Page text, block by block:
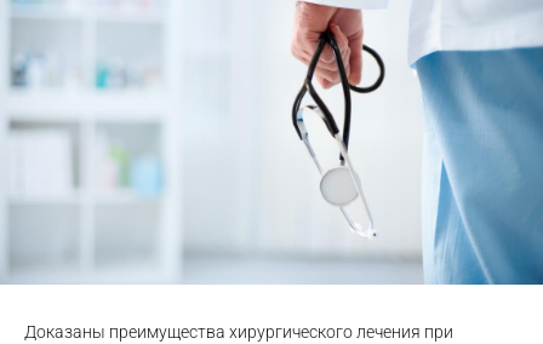
Доказаны преимущества хирургического лечения при